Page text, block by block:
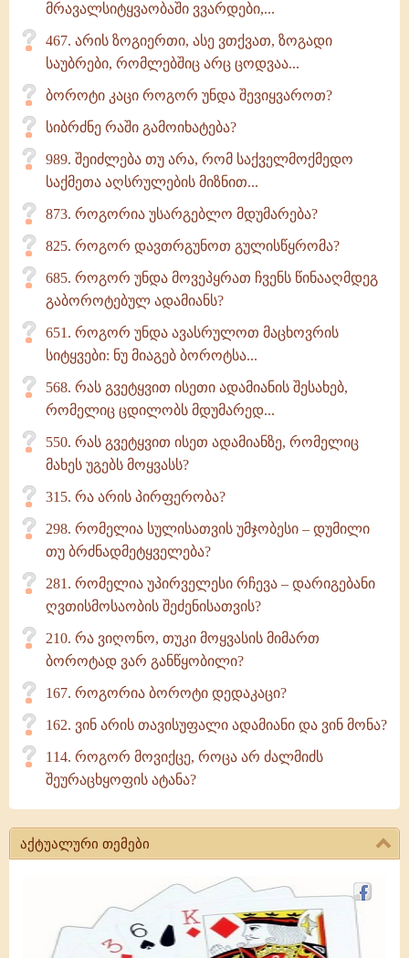
მრავალსიტყვაობაში ვვარდები,...
467. არის ზოგიერთი, ასე ვთქვათ, ზოგადი
საუბრები, რომლებშიც არც ცოდვაა...
ბოროტი კაცი როგორ უნდა შევიყვაროთ?
სიბრძნე რაში გამოიხატება?
989. შეიძლება თუ არა, რომ საქველმოქმედო
საქმეთა აღსრულების მიზნით...
873. როგორია უსარგებლო მდუმარება?
825. როგორ დავთრგუნოთ გულისწყრომა?
685. როგორ უნდა მოვეპყრათ ჩვენს წინააღმდეგ
გაბოროტებულ ადამიანს?
651. როგორ უნდა ავასრულოთ მაცხოვრის
სიტყვები: ნუ მიაგებ ბოროტსა...
568. რას გვეტყვით ისეთი ადამიანის შესახებ,
რომელიც ცდილობს მდუმარედ...
550. რას გვეტყვით ისეთ ადამიანზე, რომელიც
მახეს უგებს მოყვასს?
315. რა არის პირფერობა?
298. რომელია სულისათვის უმჯობესი – დუმილი
თუ ბრძნადმეტყველება?
281. რომელია უპირველესი რჩევა – დარიგებანი
ღვთისმოსაობის შეძენისათვის?
210. რა ვიღონო, თუკი მოყვასის მიმართ
ბოროტად ვარ განწყობილი?
167. როგორია ბოროტი დედაკაცი?
162. ვინ არის თავისუფალი ადამიანი და ვინ მონა?
114. როგორ მოვიქცე, როცა არ ძალმიძს
შეურაცხყოფის ატანა?
აქტუალური თემები